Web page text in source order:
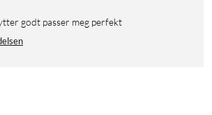
godt passer meg perfekt